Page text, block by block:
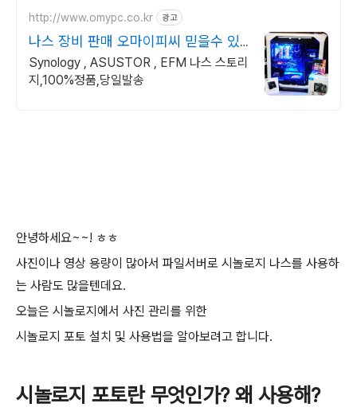
http://www.omypc.co.kr 광고
나스 장비 판매 오마이피씨 믿을수 있
는 24년차 쇼핑몰
Synology , ASUSTOR , EFM 나스 스토리
지,100%정품,당일발송
안녕하세요~~! ㅎㅎ
사진이나 영상 용량이 많아서 파일서버로 시놀로지 나스를 사용하
는 사람도 많을텐데요.
오늘은 시놀로지에서 사진 관리를 위한
시놀로지 포토 설치 및 사용법을 알아보려고 합니다.
시놀로지 포토란 무엇인가? 왜 사용해?